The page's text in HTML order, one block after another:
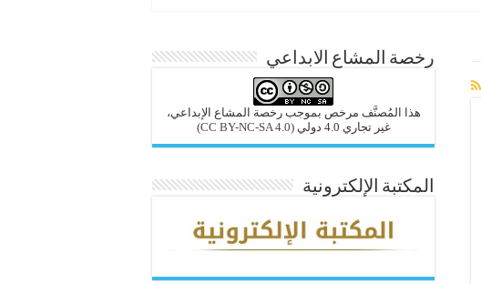
رخصة المشاع الابداعي
هذا المُصنَّف مرخص بموجب رخصة المشاع الإبداعي،
غير تجاري 4.0 دولي
(CC BY-NC-SA 4.0)
المكتبة الإلكترونية